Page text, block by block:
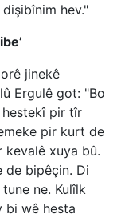
hev."
jinekê
Ergulê got: "Bo
pir tîr
pir kurt de
xuya bû.
de bipêçin. Di
ne. Kulîlk
bi wê hesta